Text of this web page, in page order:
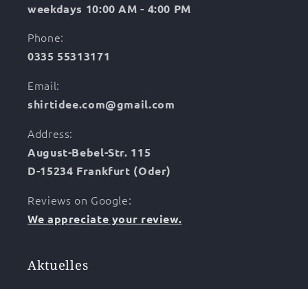
weekdays 10:00 AM - 4:00 PM
Phone:
0335 55313171
Email:
shirtidee.com@gmail.com
Address:
August-Bebel-Str. 115
D-15234 Frankfurt (Oder)
Reviews on Google:
We appreciate your review.
Aktuelles